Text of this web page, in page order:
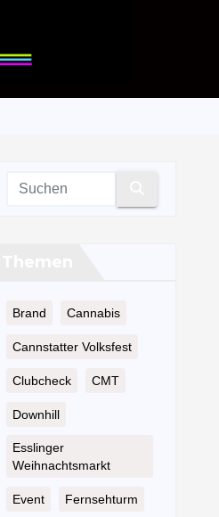
Brand Cannabis
Cannstatter Volksfest
Clubcheck CMT
Downhill
Esslinger
Weihnachtsmarkt
Event Fernsehturm